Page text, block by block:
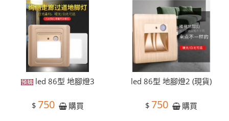
led 86型 地腳燈3
$ 750 購買
led 86型 地腳燈2 (現貨)
$ 750 購買